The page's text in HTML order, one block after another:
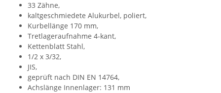
33 Zähne,
kaltgeschmiedete Alukurbel, poliert,
Kurbellänge 170 mm,
Tretlageraufnahme 4-kant,
Kettenblatt Stahl,
1/2 x 3/32,
JIS,
geprüft nach DIN EN 14764,
Achslänge Innenlager: 131 mm